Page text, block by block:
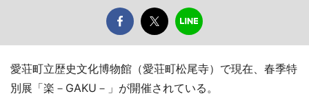
愛荘町立歴史文化博物館（愛荘町松尾寺）で現在、春季特
別展「楽－GAKU－」が開催されている。